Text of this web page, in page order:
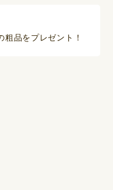
品をプレゼント！